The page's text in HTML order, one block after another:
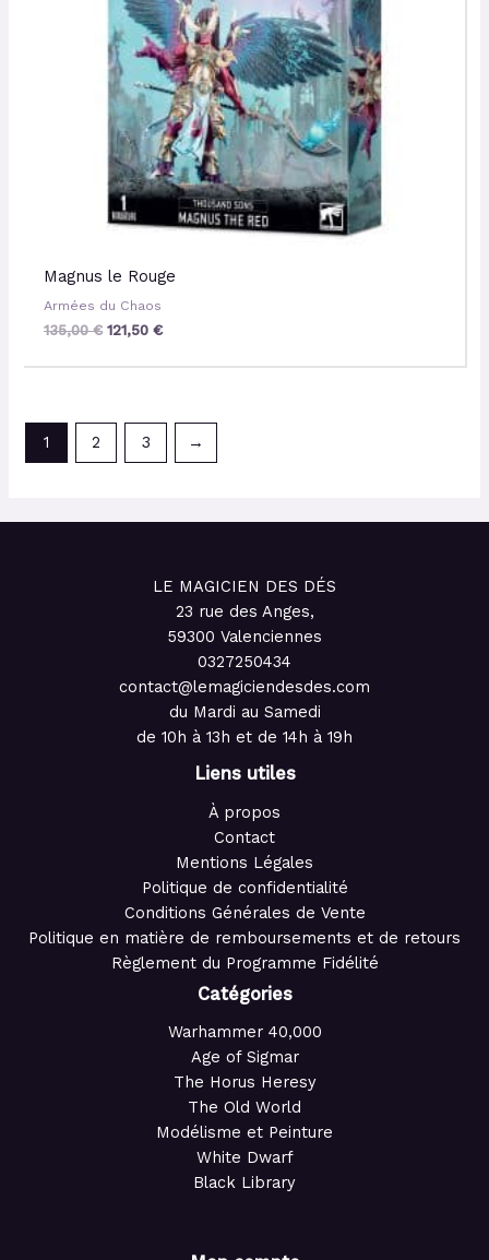
Magnus le Rouge
Armées du Chaos
135,00€ 121,50 €
1 2 3 →
LE MAGICIEN DES DÉS
23 rue des Anges,
59300 Valenciennes
0327250434
contact@lemagiciendesdes.com
du Mardi au Samedi
de 10h à 13h et de 14h à 19h
Liens utiles
À propos
Contact
Mentions Légales
Politique de confidentialité
Conditions Générales de Vente
Politique en matière de remboursements et de retours
Règlement du Programme Fidélité
Catégories
Warhammer 40,000
Age of Sigmar
The Horus Heresy
The Old World
Modélisme et Peinture
White Dwarf
Black Library